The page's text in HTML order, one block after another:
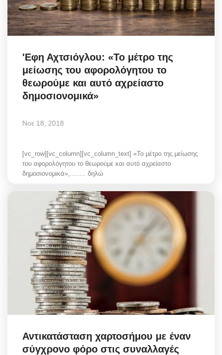
'Εφη Αχτσιόγλου: «Το μέτρο της
μείωσης του αφορολόγητου το
θεωρούμε και αυτό αχρείαστο
δημοσιονομικά»
Νοε 18, 2018
[vc_row][vc_column][vc_column_text] «Το μέτρο της μείωσης
του αφορολόγητου το θεωρούμε και αυτό αχρείαστο
δημοσιονομικά»,........ δηλώ
Αντικατάσταση χαρτοσήμου με έναν
σύγχρονο φόρο στις συναλλαγές